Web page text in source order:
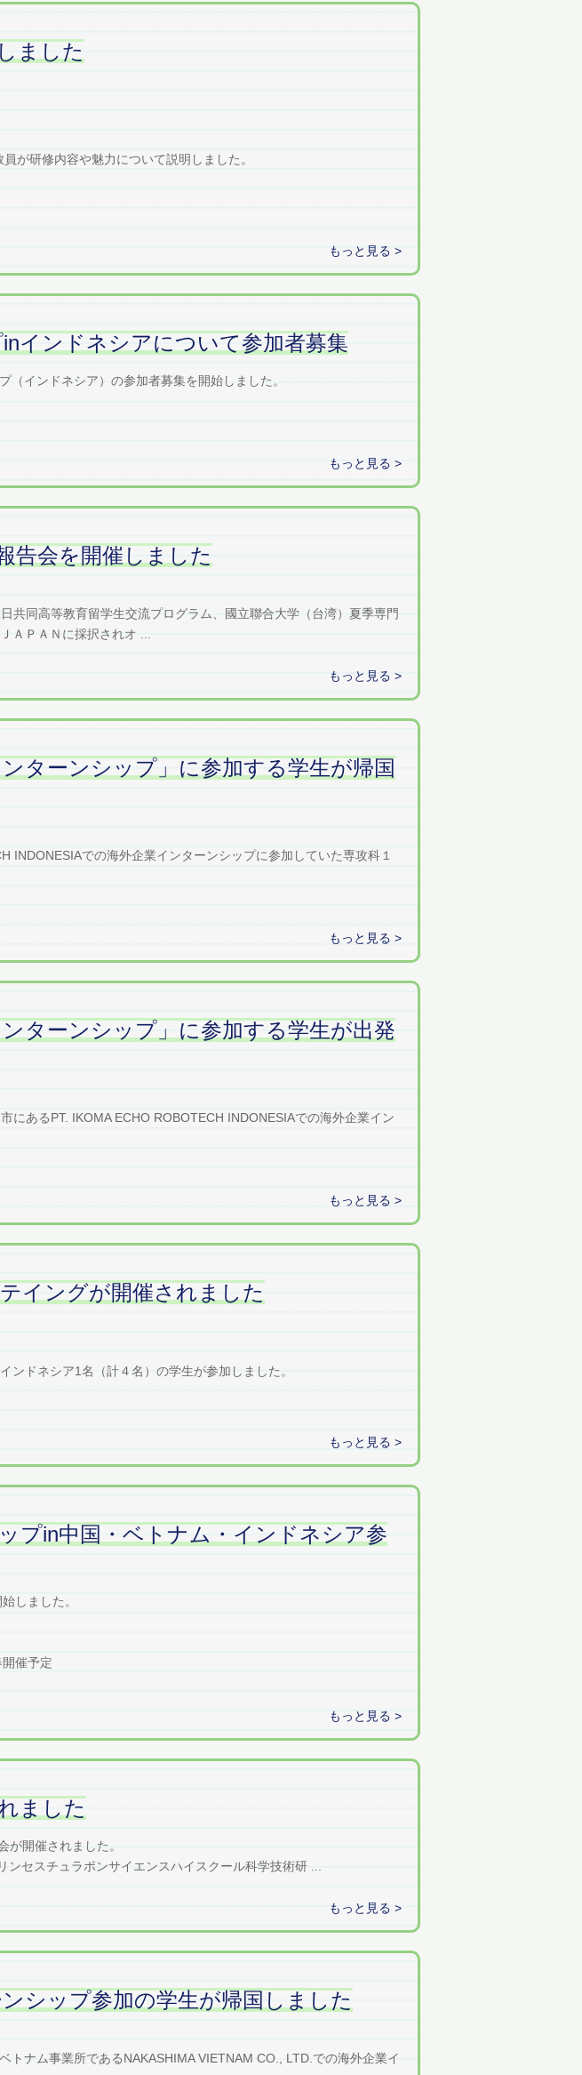
ました
が研修内容や魅力について説明しました。
もっと見る >
インドネシアについて参加者募集
インドネシア）の参加者募集を開始しました。
もっと見る >
告会を開催しました
同高等教育留学生交流プログラム、國立聯合大学（台湾）夏季専門
ＡＰＡＮに採択されオ ...
もっと見る >
ターンシップ」に参加する学生が帰国
での海外企業インターンシップに参加していた専攻科１
もっと見る >
ターンシップ」に参加する学生が出発
あるPT. IKOMA ECHO ROBOTECH INDONESIAでの海外企業イン
もっと見る >
イングが開催されました
ドネシア1名（計４名）の学生が参加しました。
もっと見る >
プin中国・ベトナム・インドネシア参
しました。
催予定
もっと見る >
ました
開催されました。
セスチュラポンサイエンスハイスクール科学技術研 ...
もっと見る >
シップ参加の学生が帰国しました
ナム事業所であるNAKASHIMA VIETNAM CO., LTD.での海外企業イ